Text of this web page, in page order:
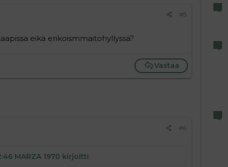
#5
eikä erikoismmaitohyllyssä?
Vastaa
#6
MARZA 1970 kirjoitti: